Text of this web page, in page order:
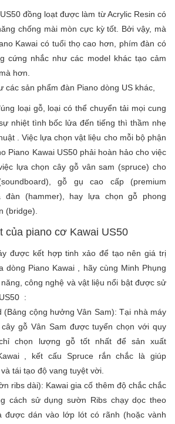
đồng loạt được làm từ Acrylic Resin có
chống mài mòn cực kỳ tốt. Bởi vậy, mà
Kawai có tuổi thọ cao hơn, phím đàn có
cứng nhắc như các model khác tạo cảm
hơn.
các sản phẩm đàn Piano dòng US khác,
loại gỗ, loại có thể chuyển tải mọi cung
nhiệt tình bốc lửa đến tiếng thì thầm nhẹ
. Việc lựa chọn vật liệu cho mỗi bộ phận
Piano Kawai US50 phải hoàn hảo cho việc
lựa chọn cây gỗ vân sam (spruce) cho
gỗ gụ cao cấp (premium
đàn (hammer), hay lựa chọn gỗ phong
(bridge).
của piano cơ Kawai US50
được kết hợp tinh xảo để tạo nên giá trị
dòng Piano Kawai , hãy cùng Minh Phụng
công nghệ và vật liệu nổi bật được sử
:
(Bảng cộng hưởng Vân Sam): Tại nhà máy
gỗ Vân Sam được tuyển chọn với quy
chọn lượng gỗ tốt nhất để sản xuất
, kết cấu Spruce rắn chắc là giúp
tái tạo độ vang tuyệt vời.
ribs dài): Kawai gia cố thêm độ chắc chắc
cách sử dụng sườn Ribs chạy dọc theo
được dán vào lớp lót có rãnh (hoặc vành